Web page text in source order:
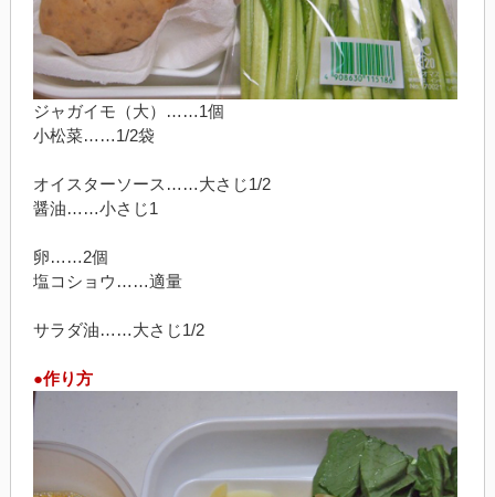
ジャガイモ（大）……1個
小松菜……1/2袋
オイスターソース……大さじ1/2
醤油……小さじ1
卵……2個
塩コショウ……適量
サラダ油……大さじ1/2
●作り方